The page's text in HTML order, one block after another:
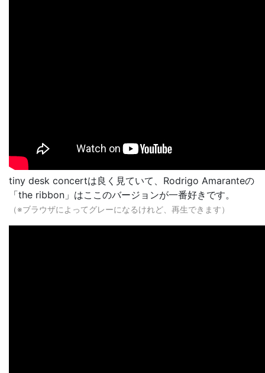
tiny desk concertは良く見ていて、Rodrigo Amaranteの
「the ribbon」はここのバージョンが一番好きです。
（※ブラウザによってグレーになるけれど、再生できます）